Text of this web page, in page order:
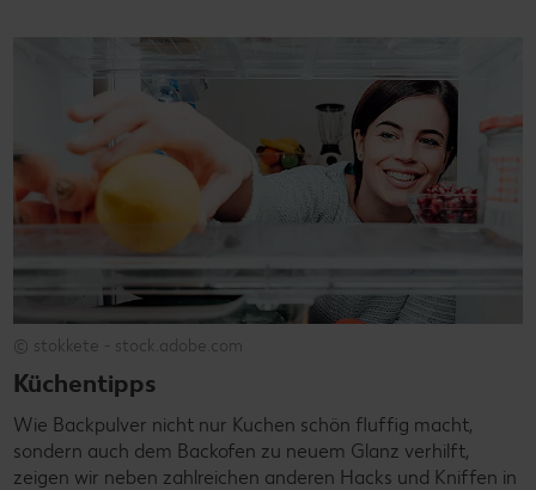
© stokkete - stock.adobe.com
Küchentipps
Wie Backpulver nicht nur Kuchen schön fluffig macht,
sondern auch dem Backofen zu neuem Glanz verhilft,
zeigen wir neben zahlreichen anderen Hacks und Kniffen in